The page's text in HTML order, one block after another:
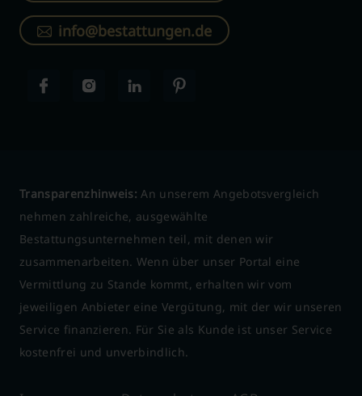
info@bestattungen.de
Transparenzhinweis: An unserem Angebotsvergleich
nehmen zahlreiche, ausgewählte
Bestattungsunternehmen teil, mit denen wir
zusammenarbeiten. Wenn über unser Portal eine
Vermittlung zu Stande kommt, erhalten wir vom
jeweiligen Anbieter eine Vergütung, mit der wir unseren
Service finanzieren. Für Sie als Kunde ist unser Service
kostenfrei und unverbindlich.